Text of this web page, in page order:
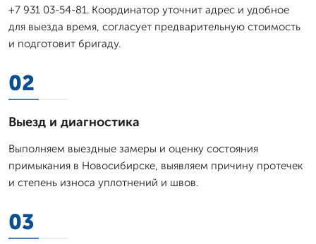
+7 931 03-54-81. Координатор уточнит адрес и удобное
для выезда время, согласует предварительную стоимость
и подготовит бригаду.
02
Выезд и диагностика
Выполняем выездные замеры и оценку состояния
примыкания в Новосибирске, выявляем причину протечек
и степень износа уплотнений и швов.
03